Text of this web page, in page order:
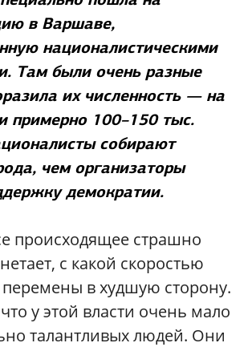
в Варшаве,
националистическими
Там были очень разные
их численность —на
примерно 100–150 тыс.
собирают
чем организаторы
демократии.
происходящее страшно
с какой скоростью
перемены в худшую сторону.
у этой власти очень мало
талантливых людей. Они